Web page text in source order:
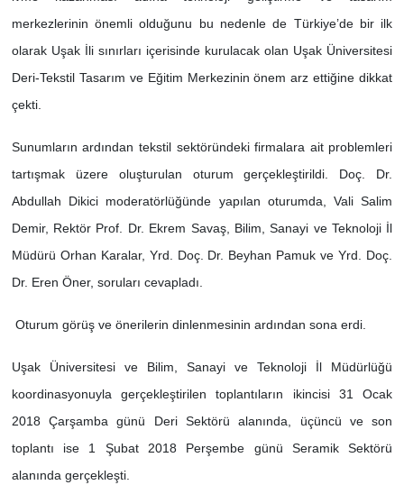
merkezlerinin önemli olduğunu bu nedenle de Türkiye’de bir ilk
olarak Uşak İli sınırları içerisinde kurulacak olan Uşak Üniversitesi
Deri-Tekstil Tasarım ve Eğitim Merkezinin önem arz ettiğine dikkat
çekti.
Sunumların ardından tekstil sektöründeki firmalara ait problemleri
tartışmak üzere oluşturulan oturum gerçekleştirildi. Doç. Dr.
Abdullah Dikici moderatörlüğünde yapılan oturumda, Vali Salim
Demir, Rektör Prof. Dr. Ekrem Savaş, Bilim, Sanayi ve Teknoloji İl
Müdürü Orhan Karalar, Yrd. Doç. Dr. Beyhan Pamuk ve Yrd. Doç.
Dr. Eren Öner, soruları cevapladı.
Oturum görüş ve önerilerin dinlenmesinin ardından sona erdi.
Uşak Üniversitesi ve Bilim, Sanayi ve Teknoloji İl Müdürlüğü
koordinasyonuyla gerçekleştirilen toplantıların ikincisi 31 Ocak
2018 Çarşamba günü Deri Sektörü alanında, üçüncü ve son
toplantı ise 1 Şubat 2018 Perşembe günü Seramik Sektörü
alanında gerçekleşti.